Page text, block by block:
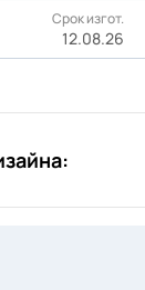
Срок изгот.
12.08.26